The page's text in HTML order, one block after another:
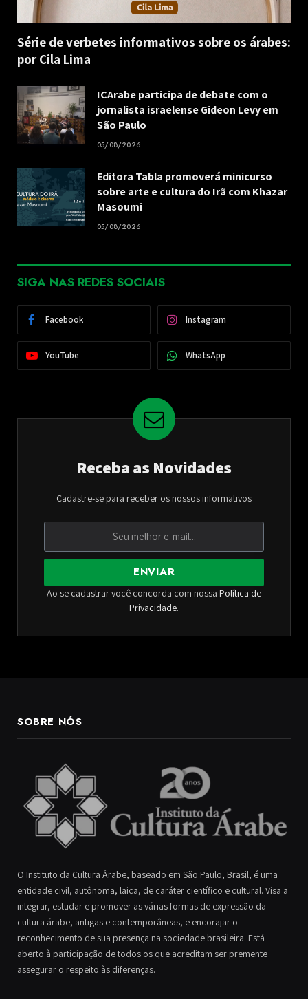
Série de verbetes informativos sobre os árabes:
por Cila Lima
ICArabe participa de debate com o
jornalista israelense Gideon Levy em
São Paulo
05/08/2026
Editora Tabla promoverá minicurso
sobre arte e cultura do Irã com Khazar
Masoumi
05/08/2026
SIGA NAS REDES SOCIAIS
Facebook Instagram
YouTube WhatsApp
Receba as Novidades
Cadastre-se para receber os nossos informativos
ENVIAR
Ao se cadastrar você concorda com nossa Política de
Privacidade.
SOBRE NÓS
O Instituto da Cultura Árabe, baseado em São Paulo, Brasil, é uma
entidade civil, autônoma, laica, de caráter científico e cultural. Visa a
integrar, estudar e promover as várias formas de expressão da
cultura árabe, antigas e contemporâneas, e encorajar o
reconhecimento de sua presença na sociedade brasileira. Está
aberto à participação de todos os que acreditam ser premente
assegurar o respeito às diferenças.